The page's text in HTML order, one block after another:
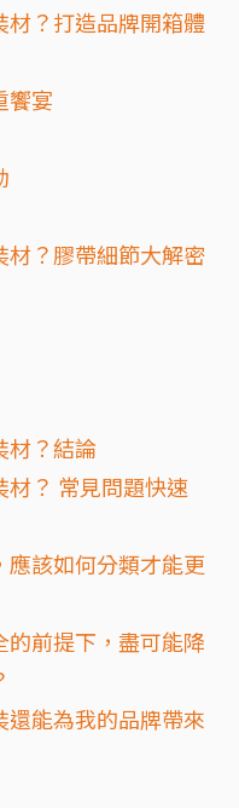
？打造品牌開箱體
饗宴
？膠帶細節大解密
材？結論
？ 常見問題快速
該如何分類才能更
前提下，盡可能降
能為我的品牌帶來